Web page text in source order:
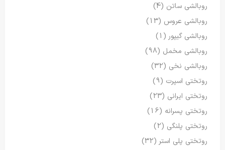
روبالشی ساتن (4)
روبالشی عروس (13)
روبالشی گیپور (1)
روبالشی مخمل (98)
روبالشی نخی (32)
روتختی اسپرت (9)
روتختی ایرانی (23)
روتختی پسرانه (16)
روتختی پلنگی (2)
روتختی پلی استر (32)